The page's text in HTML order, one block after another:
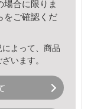
場合に限りま
をご確認くだ
よって、商品
います。